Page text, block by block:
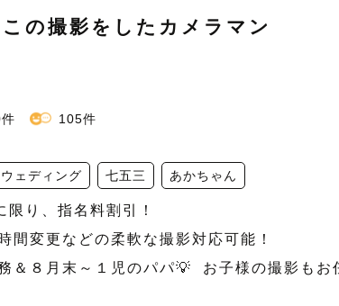
この撮影をしたカメラマン
105件
ウェディング 七五三 あかちゃん
り、指名料割引！
間変更などの柔軟な撮影対応可能！
＆８月末～１児のパパ💡  お子様の撮影もお